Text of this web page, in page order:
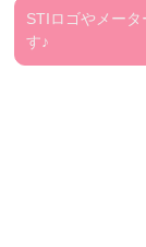
STIロゴやメー
す♪